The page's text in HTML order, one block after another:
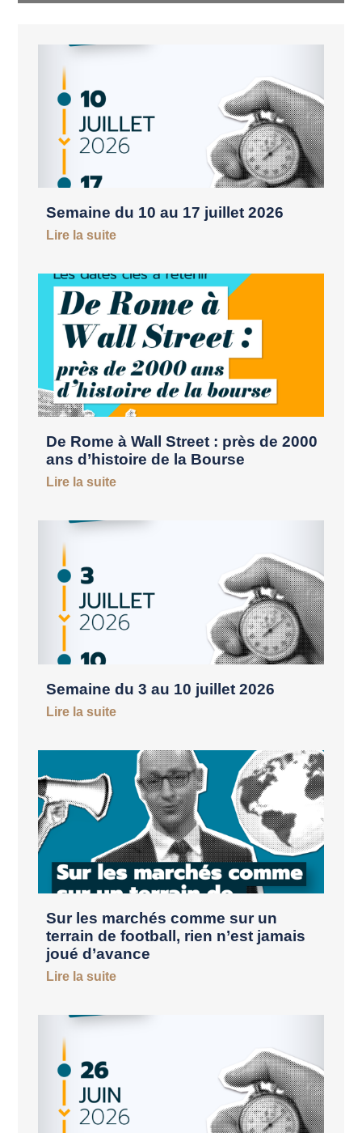
Semaine du 10 au 17 juillet 2026
Lire la suite
De Rome à Wall Street : près de 2000
ans d’histoire de la Bourse
Lire la suite
Semaine du 3 au 10 juillet 2026
Lire la suite
Sur les marchés comme sur un
terrain de football, rien n’est jamais
joué d’avance
Lire la suite